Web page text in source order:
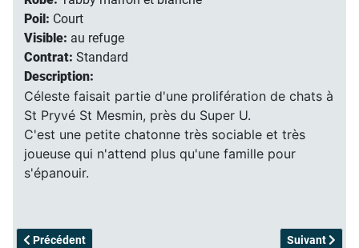
Poil: Court
Visible: au refuge
Contrat: Standard
Description:
Céleste faisait partie d'une prolifération de chats à
St Pryvé St Mesmin, près du Super U.
C'est une petite chatonne très sociable et très
joueuse qui n'attend plus qu'une famille pour
s'épanouir.
Article précédent : Valentine-Adoptée
Précédent Article
Suivant